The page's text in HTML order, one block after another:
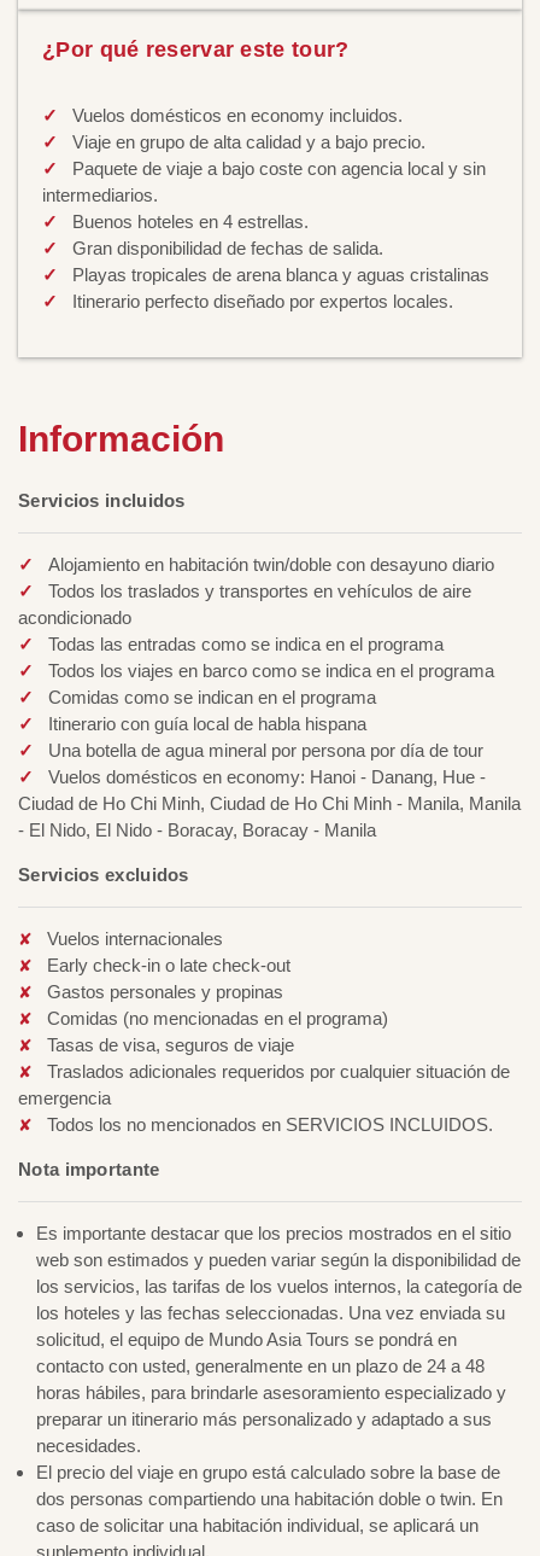
¿Por qué reservar este tour?
Vuelos domésticos en economy incluidos.
Viaje en grupo de alta calidad y a bajo precio.
Paquete de viaje a bajo coste con agencia local y sin
intermediarios.
Buenos hoteles en 4 estrellas.
Gran disponibilidad de fechas de salida.
Playas tropicales de arena blanca y aguas cristalinas
Itinerario perfecto diseñado por expertos locales.
Información
Servicios incluidos
Alojamiento en habitación twin/doble con desayuno diario
Todos los traslados y transportes en vehículos de aire
acondicionado
Todas las entradas como se indica en el programa
Todos los viajes en barco como se indica en el programa
Comidas como se indican en el programa
Itinerario con guía local de habla hispana
Una botella de agua mineral por persona por día de tour
Vuelos domésticos en economy: Hanoi - Danang, Hue -
Ciudad de Ho Chi Minh, Ciudad de Ho Chi Minh - Manila, Manila
- El Nido, El Nido - Boracay, Boracay - Manila
Servicios excluidos
Vuelos internacionales
Early check-in o late check-out
Gastos personales y propinas
Comidas (no mencionadas en el programa)
Tasas de visa, seguros de viaje
Traslados adicionales requeridos por cualquier situación de
emergencia
Todos los no mencionados en SERVICIOS INCLUIDOS.
Nota importante
Es importante destacar que los precios mostrados en el sitio
web son estimados y pueden variar según la disponibilidad de
los servicios, las tarifas de los vuelos internos, la categoría de
los hoteles y las fechas seleccionadas. Una vez enviada su
solicitud, el equipo de Mundo Asia Tours se pondrá en
contacto con usted, generalmente en un plazo de 24 a 48
horas hábiles, para brindarle asesoramiento especializado y
preparar un itinerario más personalizado y adaptado a sus
necesidades.
El precio del viaje en grupo está calculado sobre la base de
dos personas compartiendo una habitación doble o twin. En
caso de solicitar una habitación individual, se aplicará un